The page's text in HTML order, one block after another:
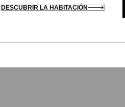
DESCUBRIR LA HABITACIÓN